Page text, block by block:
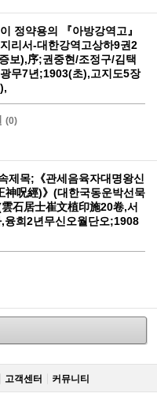
정약용의 『아방강역고』
리서-대한강역고상하9권2
보),序;권중현/조정구/김택
무7년;1903(초),고지도5장
(0)
제목;《관세음육자대명왕신
神呪經)》(대한국동운박선묵
石居士崔文植印施20卷,서
융희2년무신오월단오;1908
고객센터 커뮤니티